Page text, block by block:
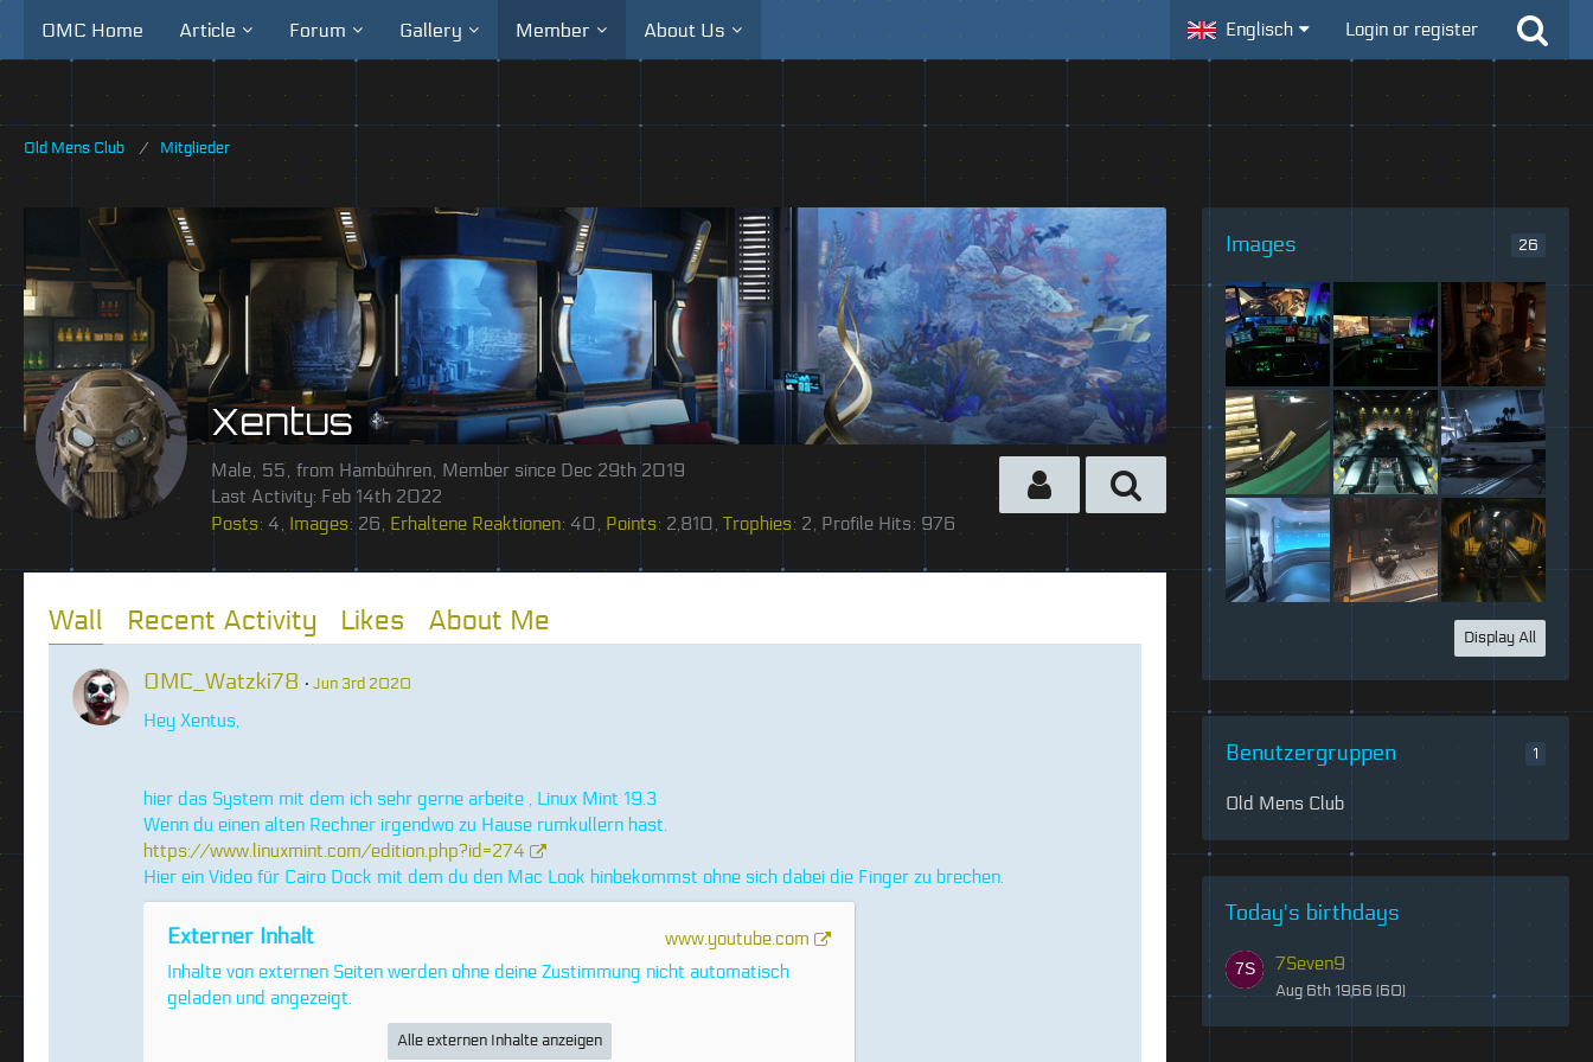
OMC Home Article Forum Gallery Member About Us Englisch Login or register
Old Mens Club Mitglieder
Xentus
Male 55 from Hambühren Member since Dec 29th 2019
Last Activity:Feb 14th 2022
Posts 4 Images 26 Erhaltene Reaktionen 40 Points 2,810 Trophies 2 Profile Hits 976
Wall Recent Activity Likes About Me
OMC_Watzki78 Jun 3rd 2020
Hey Xentus,
hier das System mit dem ich sehr gerne arbeite , Linux Mint 19.3
Wenn du einen alten Rechner irgendwo zu Hause rumkullern hast.
https://www.linuxmint.com/edition.php?id=274
Hier ein Video für Cairo Dock mit dem du den Mac Look hinbekommst ohne sich dabei die Finger zu brechen.
Externer Inhalt
www.youtube.com
Inhalte von externen Seiten werden ohne deine Zustimmung nicht automatisch
geladen und angezeigt.
Alle externen Inhalte anzeigen
Images 26
Display All
Benutzergruppen 1
Old Mens Club
Today's birthdays
7Seven9
Aug 6th 1966 (60)